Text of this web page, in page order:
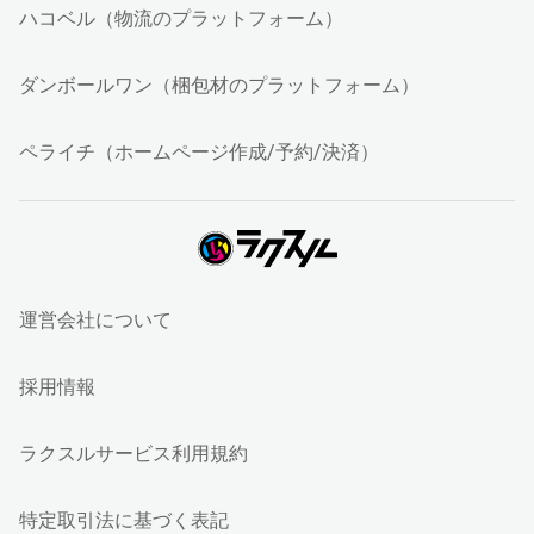
ハコベル（物流のプラットフォーム）
ダンボールワン（梱包材のプラットフォーム）
ペライチ（ホームページ作成/予約/決済）
運営会社について
採用情報
ラクスルサービス利用規約
特定取引法に基づく表記